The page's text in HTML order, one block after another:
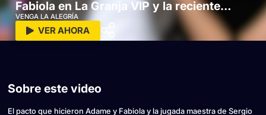
Fabiola en La Granja VIP y la reciente
polémica del Sin Palabras
VENGA LA ALEGRÍA
VER AHORA
Sobre este video
El pacto que hicieron Adame y Fabiola y la jugada maestra de Sergio